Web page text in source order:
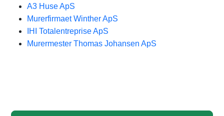
A3 Huse ApS
Murerfirmaet Winther ApS
IHI Totalentreprise ApS
Murermester Thomas Johansen ApS